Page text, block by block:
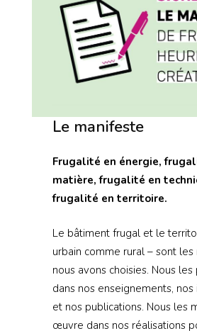
Le manifeste
Frugalité en énergie,
matière, frugalité en
frugalité en territoire.
Le bâtiment frugal et le
urbain comme rural – sont
nous avons choisies. Nous
dans nos enseignements,
et nos publications. Nous les
œuvre dans nos réalisations